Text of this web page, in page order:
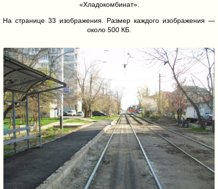
«Хладокомбинат».
На странице 33 изображения. Размер каждого изображения —
около 500 КБ.